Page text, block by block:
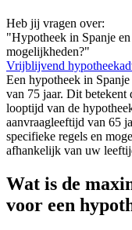
Heb jij vragen over:
"Hypotheek in Spanje
mogelijkheden?"
Vrijblijvend
Een hypotheek in
van 75 jaar. Dit
looptijd van de
aanvraagleeftijd van 65
specifieke regels en
afhankelijk van uw
Wat is de
voor een